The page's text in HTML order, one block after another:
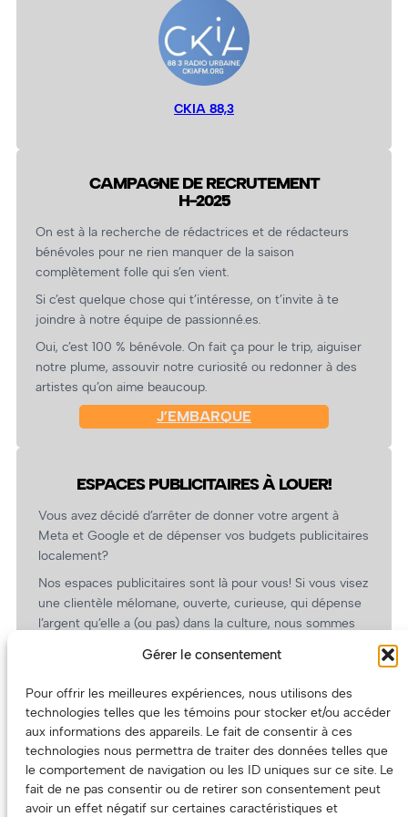
Gérer le consentement
Pour offrir les meilleures expériences, nous utilisons des
technologies telles que les témoins pour stocker et/ou accéder
aux informations des appareils. Le fait de consentir à ces
technologies nous permettra de traiter des données telles que
le comportement de navigation ou les ID uniques sur ce site. Le
fait de ne pas consentir ou de retirer son consentement peut
avoir un effet négatif sur certaines caractéristiques et
CKIA 88,3
CAMPAGNE DE RECRUTEMENT
H-2025
On est à la recherche de rédactrices et de rédacteurs
bénévoles pour ne rien manquer de la saison
complètement folle qui s’en vient.
Si c’est quelque chose qui t’intéresse, on t’invite à te
joindre à notre équipe de passionné.es.
Oui, c’est 100 % bénévole. On fait ça pour le trip, aiguiser
notre plume, assouvir notre curiosité ou redonner à des
artistes qu’on aime beaucoup.
J’EMBARQUE
ESPACES PUBLICITAIRES À LOUER!
Vous avez décidé d’arrêter de donner votre argent à
Meta et Google et de dépenser vos budgets publicitaires
localement?
Nos espaces publicitaires sont là pour vous! Si vous visez
une clientèle mélomane, ouverte, curieuse, qui dépense
l’argent qu’elle a (ou pas) dans la culture, nous sommes
revient.
(Oui, on va avoir des tarifs spéciaux pour vous, les
artistes!)